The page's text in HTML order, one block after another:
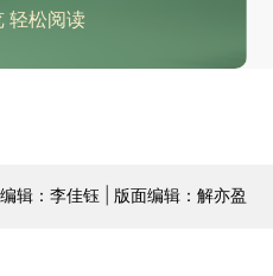
轻松阅读
辑：李佳钰 | 版面编辑：解亦盈